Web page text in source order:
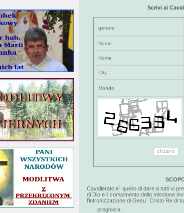
Scrivi ai
genere
Nome
Nome
City
Mondo
Cavalierato e` quello di dare a tutti vi
di Dio e il compimento della missione
l'intronizzazione di Gesu` Cristo Re di
preghiera: